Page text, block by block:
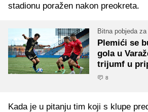
stadionu poražen nakon preokreta.
Bitna pobjeda
Plemići se
gola u
trijumf u
8
Kada je u pitanju tim koji s klupe